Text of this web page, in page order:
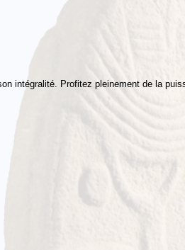
intégralité. Profitez pleinement de la